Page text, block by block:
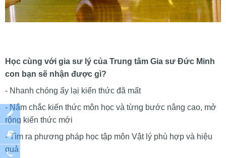
Học cùng với gia sư lý của Trung tâm Gia sư Đức Minh
con bạn sẽ nhận được gì?
- Nhanh chóng ấy lại kiến thức đã mất
- Nắm chắc kiến thức môn học và từng bước nâng cao, mở
rộng kiến thức mới
- Tìm ra phương pháp học tập môn Vật lý phù hợp và hiệu
quả